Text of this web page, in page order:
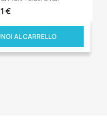
€
AL CARRELLO